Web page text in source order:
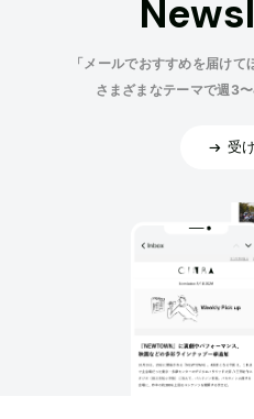
「メールでおすすめを届けて
さまざまなテーマで週3
受